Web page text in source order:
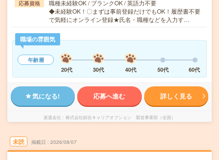
応募資格
職種未経験OK / ブランクOK / 英語力不要
◆未経験OK！〇まずは事前登録だけでもOK！履歴書不要
で気軽にオンライン登録★氏名・職種などを入力す…
職場の雰囲気
年齢層
20代
30代 40代 50代 60代
気になる! 応募へ進む 詳しく見る
派遣会社 株式会社綜合キャリアオプション 製造事業部（全国）
未読 掲載日 2026/08/07